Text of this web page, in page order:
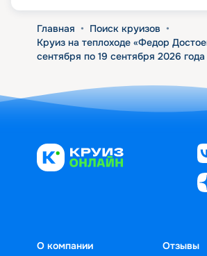
Главная • Поиск круизов •
Круиз на теплоходе «Федор
сентября по 19 сентября 2026 года
О компании
Отзывы